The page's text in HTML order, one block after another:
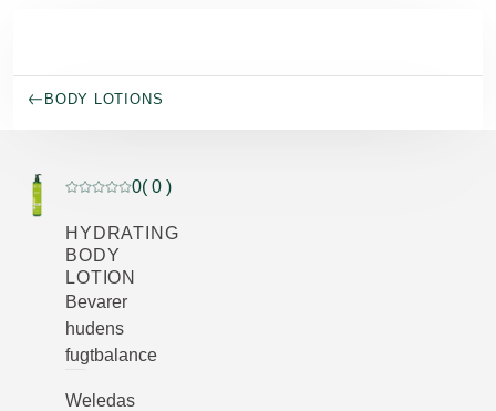
BODY LOTIONS
Current rating: 0 out of 5 stars rated by 0 customers
0( 0 )
HYDRATING
BODY
LOTION
Bevarer
hudens
fugtbalance
Weledas